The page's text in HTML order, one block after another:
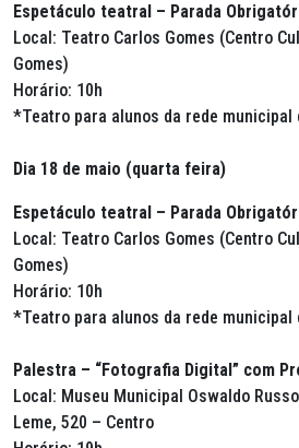
Espetáculo teatral – Parada
Local: Teatro Carlos Gomes (Centro
Gomes)
Horário: 10h
*Teatro para alunos da rede municipal
Dia 18 de maio (quarta feira)
Espetáculo teatral – Parada
Local: Teatro Carlos Gomes (Centro
Gomes)
Horário: 10h
*Teatro para alunos da rede municipal
Palestra – “Fotografia Digital” com
Local: Museu Municipal Oswaldo
Leme, 520 – Centro